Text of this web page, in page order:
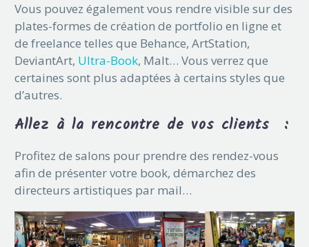
Vous pouvez également vous rendre visible sur des
plates-formes de création de portfolio en ligne et
de freelance telles que Behance, ArtStation,
DeviantArt, Ultra-Book, Malt… Vous verrez que
certaines sont plus adaptées à certains styles que
d’autres.
Allez à la rencontre de vos clients :
Profitez de salons pour prendre des rendez-vous
afin de présenter votre book, démarchez des
directeurs artistiques par mail…